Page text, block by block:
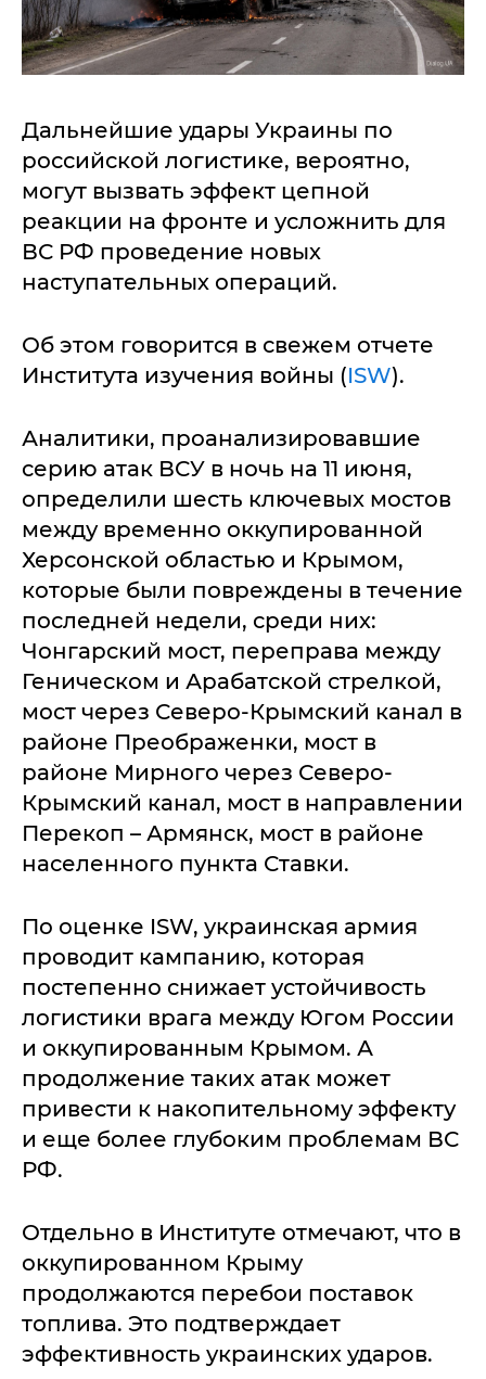
Дальнейшие удары Украины по
российской логистике, вероятно,
могут вызвать эффект цепной
реакции на фронте и усложнить для
ВС РФ проведение новых
наступательных операций.
Об этом говорится в свежем отчете
Института изучения войны (ISW).
Аналитики, проанализировавшие
серию атак ВСУ в ночь на 11 июня,
определили шесть ключевых мостов
между временно оккупированной
Херсонской областью и Крымом,
которые были повреждены в течение
последней недели, среди них:
Чонгарский мост, переправа между
Геническом и Арабатской стрелкой,
мост через Северо-Крымский канал в
районе Преображенки, мост в
районе Мирного через Северо-
Крымский канал, мост в направлении
Перекоп – Армянск, мост в районе
населенного пункта Ставки.
По оценке ISW, украинская армия
проводит кампанию, которая
постепенно снижает устойчивость
логистики врага между Югом России
и оккупированным Крымом. А
продолжение таких атак может
привести к накопительному эффекту
и еще более глубоким проблемам ВС
РФ.
Отдельно в Институте отмечают, что в
оккупированном Крыму
продолжаются перебои поставок
топлива. Это подтверждает
эффективность украинских ударов.